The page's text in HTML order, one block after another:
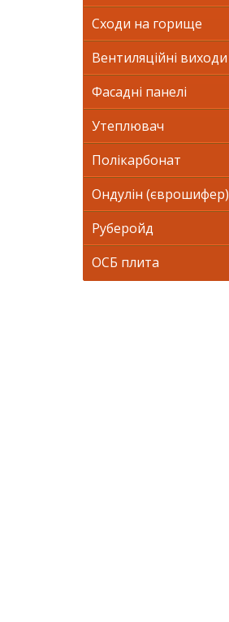
Сходи на горище
Вентиляційні виходи
Фасадні панелі
Утеплювач
Полікарбонат
Ондулін (єврошифер)
Руберойд
ОСБ плита